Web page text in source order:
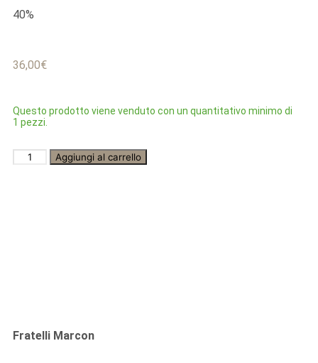
40%
36,00€
Questo prodotto viene venduto con un quantitativo minimo di
1 pezzi.
Aggiungi al carrello
Fratelli Marcon